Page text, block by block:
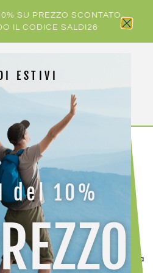
SU PREZZO SCONTATO
IL CODICE SALDI26
di abbigliamento e accessori
da Jeannot Sport! Offriamo una
qualità pensati per soddisfare le
ESTIVI
del 10%